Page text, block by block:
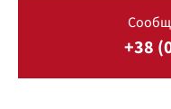
+38